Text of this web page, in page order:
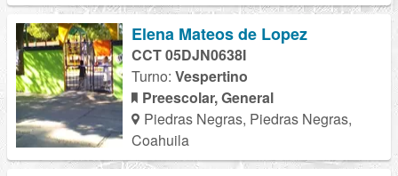
Elena Mateos de Lopez
CCT 05DJN0638I
Turno: Vespertino
Preescolar, General
Piedras Negras, Piedras Negras,
Coahuila